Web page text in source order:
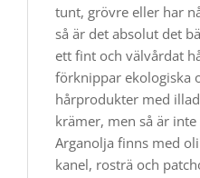
tunt, grövre eller har
så är det absolut det
ett fint och välvårdat
förknippar ekologiska
hårprodukter med
krämer, men så är
Arganolja finns med
kanel, rosträ och